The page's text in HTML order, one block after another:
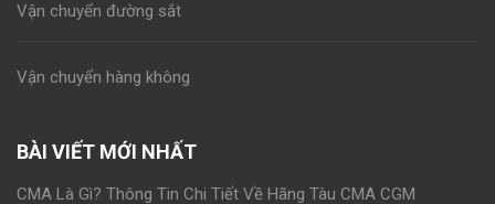
Vận chuyển đường sắt
Vận chuyển hàng không
BÀI VIẾT MỚI NHẤT
CMA Là Gì? Thông Tin Chi Tiết Về Hãng Tàu CMA CGM